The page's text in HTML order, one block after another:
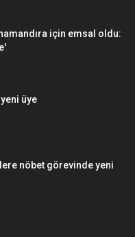
için emsal oldu:
üye
nöbet görevinde yeni